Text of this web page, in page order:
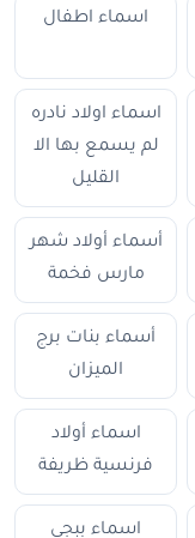
اسماء اطفال
اسماء اولاد نادره
لم يسمع بها الا
القليل
أسماء أولاد شهر
مارس فخمة
أسماء بنات برج
الميزان
اسماء أولاد
فرنسية ظريفة
اسماء ببجي